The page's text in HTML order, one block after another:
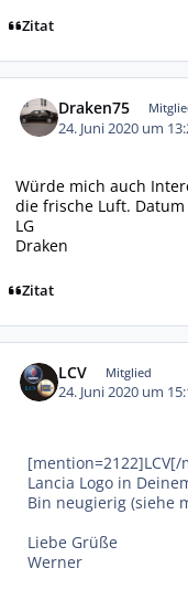
Zitat
Draken75
24. Juni 2020 um
Würde mich auch
die frische Luft.
LG
Draken
Zitat
LCV Mitglied
24. Juni 2020 um
Lancia Logo in
Bin neugierig (siehe
Liebe Grüße
Werner